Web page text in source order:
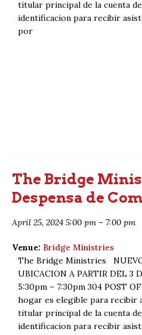
titular principal de la cuenta
identificacion para recibir
por
The Bridge
Despensa de
April 25, 2024 5:00 pm – 7:00 pm
Venue: Bridge Ministries
The Bridge Ministries NUEVO
UBICACION A PARTIR DEL 3
5:30pm – 7:30pm 304 POST
hogar es elegible para recibir
titular principal de la cuenta
identificacion para recibir